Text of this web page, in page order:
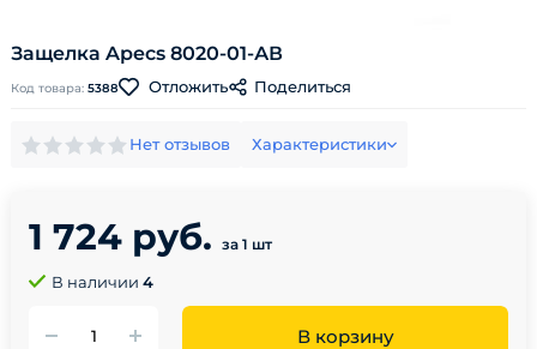
Защелка Apecs 8020-01-АВ
Код товара: 5388 Отложить Поделиться
Нет отзывов Характеристики
1 724 руб. за 1 шт
В наличии 4
В корзину